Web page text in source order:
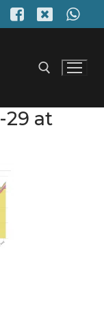
Pesquisar por:
29 at